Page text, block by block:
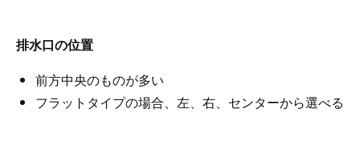
排水口の位置
前方中央のものが多い
フラットタイプの場合、左、右、センターから選べる